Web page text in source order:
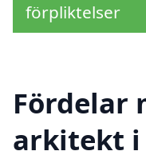
förpliktelser
Fördelar
arkitekt i